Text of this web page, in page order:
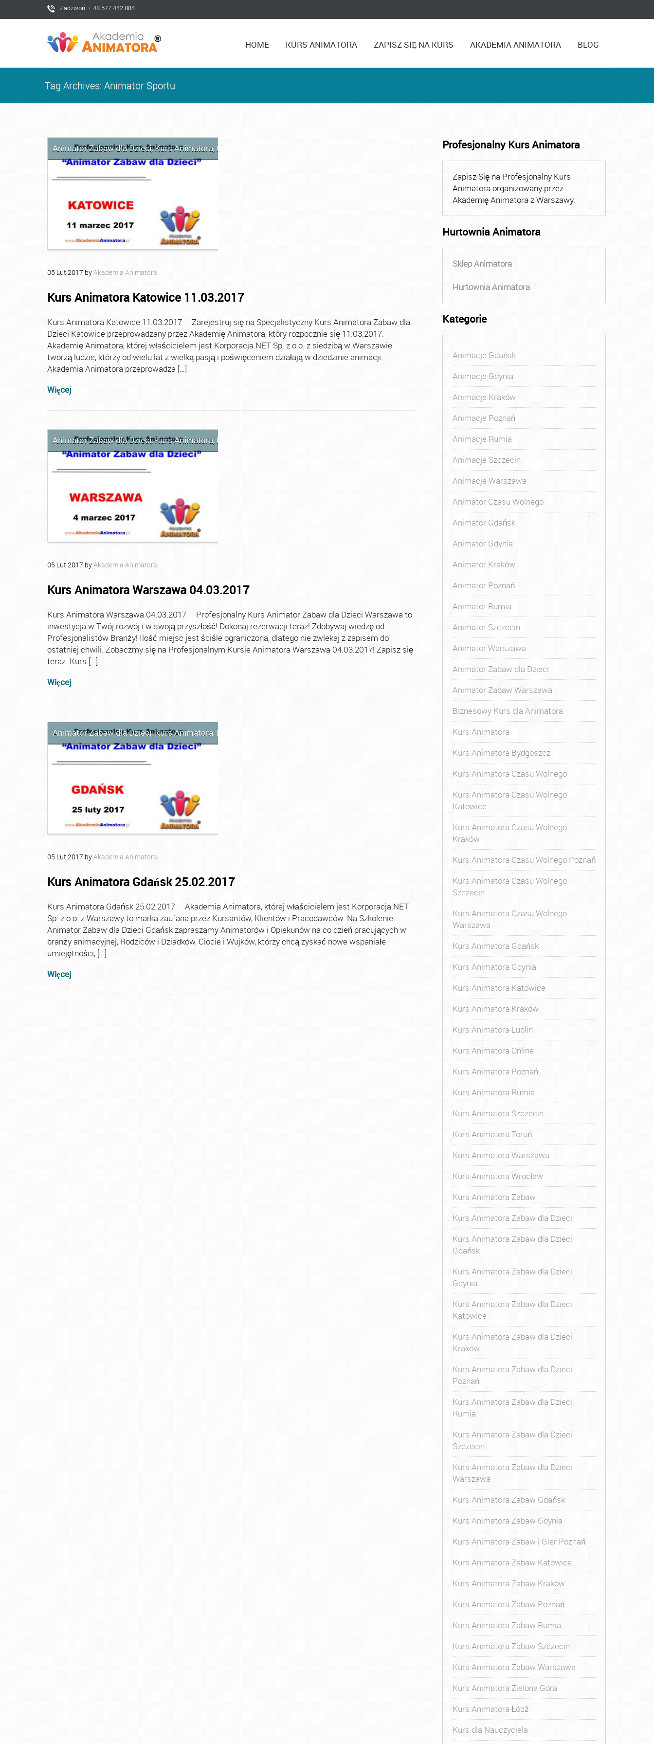
Zadzwoń + 48 577 442 884
HOME KURS ANIMATORA ZAPISZ SIĘ NA KURS AKADEMIA ANIMATORA BLOG
Tag Archives: Animator Sportu
Animator Zabaw dla Dzieci,Kurs Animatora, Kurs Animatora Katowice Kurs Animatora Zabaw dla Dzieci, Kurs Animatora Zabaw dla
05 Lut2017 byAkademia Animatora
Kurs Animatora Katowice 11.03.2017
Kurs Animatora Katowice 11.03.2017 Zarejestruj się na Specjalistyczny Kurs Animatora Zabaw dla
Dzieci Katowice przeprowadzany przez Akademię Animatora, który rozpocznie się 11.03.2017.
Akademię Animatora, której właścicielem jest Korporacja.NET Sp. z o.o. z siedzibą w Warszawie
tworzą ludzie, którzy od wielu lat z wielką pasją i poświęceniem działają w dziedzinie animacji.
Akademia Animatora przeprowadza […]
Więcej
Animator Zabaw dla Dzieci,Kurs Animatora, Kurs Animatora Warszawa Kurs Animatora Zabaw dla Dzieci Warszawa
05 Lut 2017 by Akademia Animatora
Kurs Animatora Warszawa 04.03.2017
Kurs Animatora Warszawa 04.03.2017 Profesjonalny Kurs Animator Zabaw dla Dzieci Warszawa to
inwestycja w Twój rozwój i w swoją przyszłość! Dokonaj rezerwacji teraz! Zdobywaj wiedzę od
Profesjonalistów Branży! Ilość miejsc jest ściśle ograniczona, dlatego nie zwlekaj z zapisem do
ostatniej chwili. Zobaczmy się na Profesjonalnym Kursie Animatora Warszawa 04.03.2017! Zapisz się
teraz: Kurs […]
Więcej
Animator Zabaw dla Dzieci,Kurs Animatora, Kurs Animatora Gdańsk Kurs Animatora Rumia,Kurs Animatora Zabaw
05 Lut2017 byAkademia Animatora
Kurs Animatora Gdańsk 25.02.2017
Kurs Animatora Gdańsk 25.02.2017 Akademia Animatora, której właścicielem jest Korporacja.NET
Sp. z o.o. z Warszawy to marka zaufana przez Kursantów, Klientów i Pracodawców. Na Szkolenie
Animator Zabaw dla Dzieci Gdańsk zapraszamy Animatorów i Opiekunów na co dzień pracujących w
branży animacyjnej, Rodziców i Dziadków, Ciocie i Wujków, którzy chcą zyskać nowe wspaniałe
umiejętności, […]
Więcej
Profesjonalny Kurs Animatora
Zapisz Się na Profesjonalny Kurs
Animatora organizowany przez
Akademię Animatora z Warszawy.
Hurtownia Animatora
Sklep Animatora
Hurtownia Animatora
Kategorie
Animacje Gdańsk
Animacje Gdynia
Animacje Kraków
Animacje Poznań
Animacje Rumia
Animacje Szczecin
Animacje Warszawa
Animator Czasu Wolnego
Animator Gdańsk
Animator Gdynia
Animator Kraków
Animator Poznań
Animator Rumia
Animator Szczecin
Animator Warszawa
Animator Zabaw dla Dzieci
Animator Zabaw Warszawa
Biznesowy Kurs dla Animatora
Kurs Animatora
Kurs Animatora Bydgoszcz
Kurs Animatora Czasu Wolnego
Kurs Animatora Czasu Wolnego
Katowice
Kurs Animatora Czasu Wolnego
Kraków
Kurs Animatora Czasu Wolnego Poznań
Kurs Animatora Czasu Wolnego
Szczecin
Kurs Animatora Czasu Wolnego
Warszawa
Kurs Animatora Gdańsk
Kurs Animatora Gdynia
Kurs Animatora Katowice
Kurs Animatora Kraków
Kurs Animatora Lublin
Kurs Animatora Online
Kurs Animatora Poznań
Kurs Animatora Rumia
Kurs Animatora Szczecin
Kurs Animatora Toruń
Kurs Animatora Warszawa
Kurs Animatora Wrocław
Kurs Animatora Zabaw
Kurs Animatora Zabaw dla Dzieci
Kurs Animatora Zabaw dla Dzieci
Gdańsk
Kurs Animatora Zabaw dla Dzieci
Gdynia
Kurs Animatora Zabaw dla Dzieci
Katowice
Kurs Animatora Zabaw dla Dzieci
Kraków
Kurs Animatora Zabaw dla Dzieci
Poznań
Kurs Animatora Zabaw dla Dzieci
Rumia
Kurs Animatora Zabaw dla Dzieci
Szczecin
Kurs Animatora Zabaw dla Dzieci
Warszawa
Kurs Animatora Zabaw Gdańsk
Kurs Animatora Zabaw Gdynia
Kurs Animatora Zabaw i Gier Poznań
Kurs Animatora Zabaw Katowice
Kurs Animatora Zabaw Kraków
Kurs Animatora Zabaw Poznań
Kurs Animatora Zabaw Rumia
Kurs Animatora Zabaw Szczecin
Kurs Animatora Zabaw Warszawa
Kurs Animatora Zielona Góra
Kurs Animatora Łódź
Kurs dla Nauczyciela